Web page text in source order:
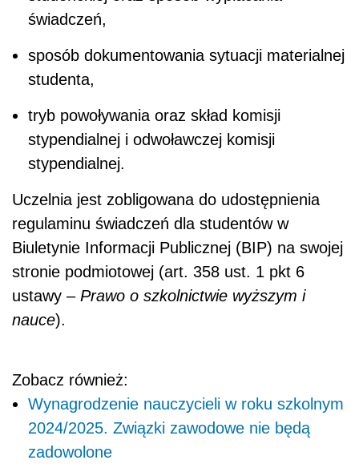
świadczeń,
sposób dokumentowania sytuacji materialnej
studenta,
tryb powoływania oraz skład komisji
stypendialnej i odwoławczej komisji
stypendialnej.
Uczelnia jest zobligowana do udostępnienia
regulaminu świadczeń dla studentów w
Biuletynie Informacji Publicznej (BIP) na swojej
stronie podmiotowej (art. 358 ust. 1 pkt 6
ustawy – Prawo o szkolnictwie wyższym i
nauce).
Zobacz również:
Wynagrodzenie nauczycieli w roku szkolnym
2024/2025. Związki zawodowe nie będą
zadowolone